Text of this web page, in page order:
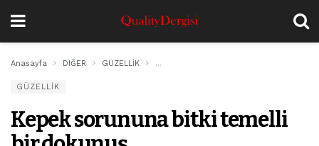
Anasayfa DIĞER GÜZELLİK Kepek sorununa bitki temelli bir dokunuş
GÜZELLİK
Kepek sorununa bitki temelli